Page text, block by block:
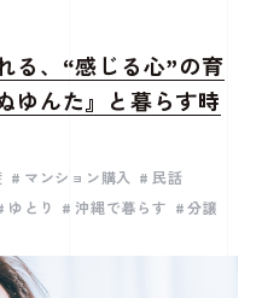
る、“感じる心”の育
んた』と暮らす時
マンション購入
民話
ゆとり 沖縄で暮らす 分譲